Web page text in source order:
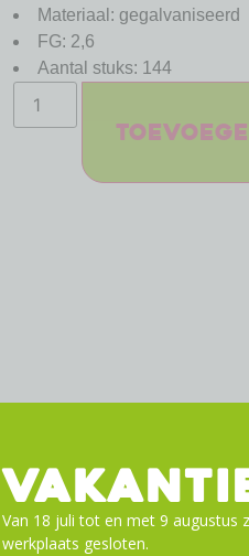
Materiaal: gegalvaniseerd
FG: 2,6
Aantal stuks: 144
Van 18 juli tot en met 9 augustus
werkplaats gesloten.